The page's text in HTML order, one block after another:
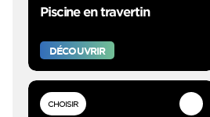
Piscine en travertin
DÉCOUVRIR
CHOISIR